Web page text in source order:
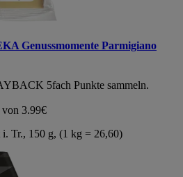
Genussmomente Parmigiano
5fach Punkte sammeln.
von 3.99€
Tr., 150 g, (1 kg = 26,60)